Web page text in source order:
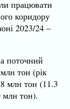
працювати
коридору
2023/24 –
поточний
тон (рік
млн тон (11.3
тон).